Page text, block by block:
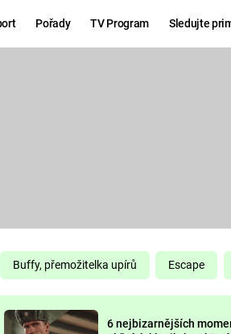
Pořady TV Program Sledujte
DELIVERANCE
Buffy, přemožitelka upírů Escape
6 nejbizarnějších